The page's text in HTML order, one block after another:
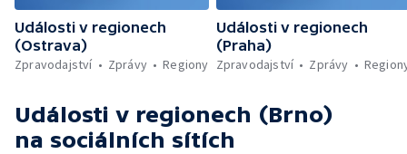
Události v regionech
(Ostrava)
Zpravodajství
Zprávy Regiony
Události v regionech
(Praha)
Zpravodajství
Zprávy
Události v regionech (Brno)
na sociálních sítích